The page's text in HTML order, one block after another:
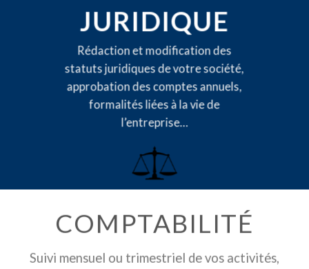
JURIDIQUE
Rédaction et modification des
statuts juridiques de votre société,
approbation des comptes annuels,
formalités liées à la vie de
l’entreprise…
COMPTABILITÉ
Suivi mensuel ou trimestriel de vos activités,